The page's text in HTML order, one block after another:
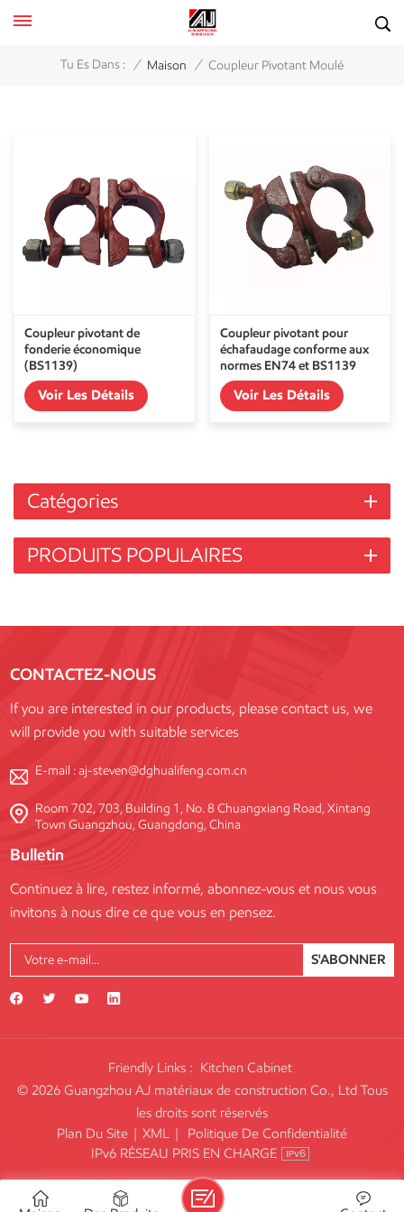
Tu Es Dans : / Maison / Coupleur Pivotant Moulé
Coupleur pivotant de
fonderie économique
(BS1139)
Voir Les Détails
Coupleur pivotant pour
échafaudage conforme aux
normes EN74 et BS1139
Voir Les Détails
Catégories
PRODUITS POPULAIRES
CONTACTEZ-NOUS
If you are interested in our products, please contact us, we
will provide you with suitable services
E-mail :aj-steven@dghualifeng.com.cn
Room 702, 703, Building 1, No. 8 Chuangxiang Road, Xintang
Town Guangzhou, Guangdong, China
Bulletin
Continuez à lire, restez informé, abonnez-vous et nous vous
invitons à nous dire ce que vous en pensez.
S'ABONNER
Friendly Links : Kitchen Cabinet
© 2026 Guangzhou AJ matériaux de construction Co., Ltd Tous
les droits sont réservés
Plan Du Site | XML |
Politique De Confidentialité
IPv6 RÉSEAU PRIS EN CHARGE